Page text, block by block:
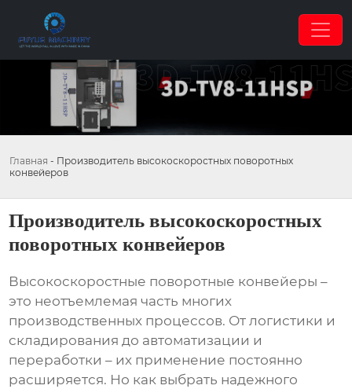
Главная - Производитель высокоскоростных поворотных
конвейеров
Производитель высокоскоростных
поворотных конвейеров
Высокоскоростные поворотные конвейеры –
это неотъемлемая часть многих
производственных процессов. От логистики и
складирования до автоматизации и
переработки – их применение постоянно
расширяется. Но как выбрать надежного